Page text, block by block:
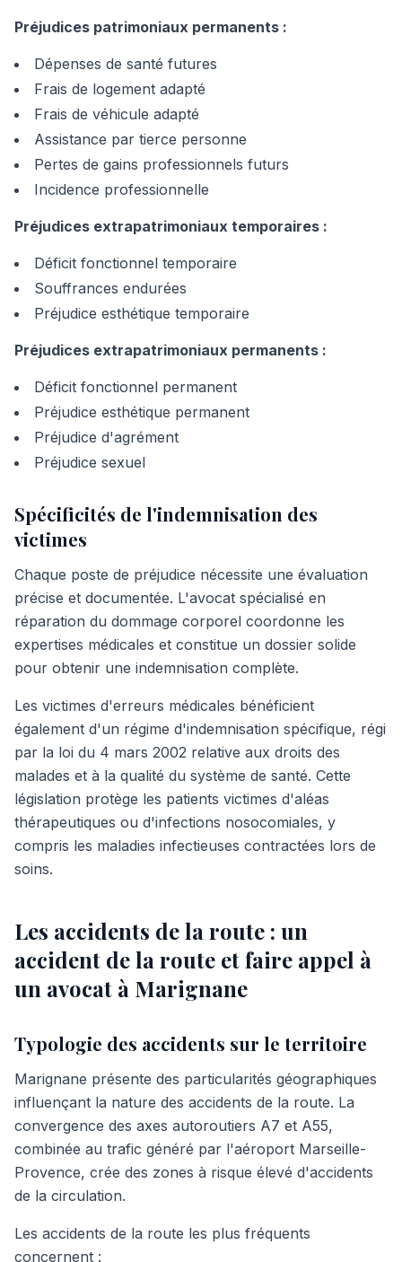
Préjudices patrimoniaux permanents :
Dépenses de santé futures
Frais de logement adapté
Frais de véhicule adapté
Assistance par tierce personne
Pertes de gains professionnels futurs
Incidence professionnelle
Préjudices extrapatrimoniaux temporaires :
Déficit fonctionnel temporaire
Souffrances endurées
Préjudice esthétique temporaire
Préjudices extrapatrimoniaux permanents :
Déficit fonctionnel permanent
Préjudice esthétique permanent
Préjudice d'agrément
Préjudice sexuel
Spécificités de l'indemnisation des
victimes
Chaque poste de préjudice nécessite une évaluation
précise et documentée. L'avocat spécialisé en
réparation du dommage corporel coordonne les
expertises médicales et constitue un dossier solide
pour obtenir une indemnisation complète.
Les victimes d'erreurs médicales bénéficient
également d'un régime d'indemnisation spécifique, régi
par la loi du 4 mars 2002 relative aux droits des
malades et à la qualité du système de santé. Cette
législation protège les patients victimes d'aléas
thérapeutiques ou d'infections nosocomiales, y
compris les maladies infectieuses contractées lors de
soins.
Les accidents de la route : un
accident de la route et faire appel à
un avocat à Marignane
Typologie des accidents sur le territoire
Marignane présente des particularités géographiques
influençant la nature des accidents de la route. La
convergence des axes autoroutiers A7 et A55,
combinée au trafic généré par l'aéroport Marseille-
Provence, crée des zones à risque élevé d'accidents
de la circulation.
Les accidents de la route les plus fréquents
concernent :